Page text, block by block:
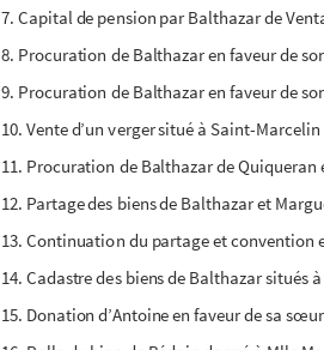
7. Capital de pension par Balthazar de
8. Procuration de Balthazar en faveur de
9. Procuration de Balthazar en faveur de
10. Vente d’un verger situé à Saint-
11. Procuration de Balthazar de
12. Partage des biens de Balthazar et
13. Continuation du partage et convention
14. Cadastre des biens de Balthazar situés
15. Donation d’Antoine en faveur de sa